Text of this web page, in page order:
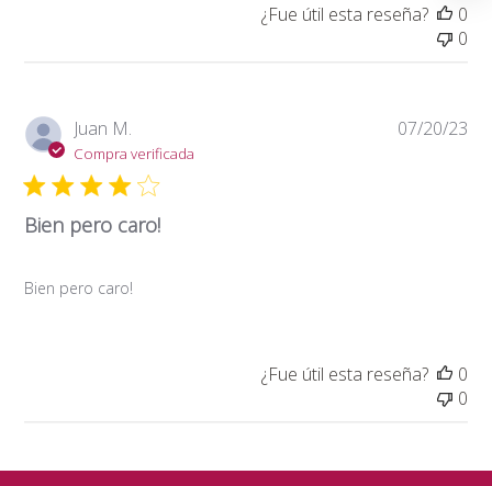
¿Fue útil esta reseña?
0
0
Juan M.
Compra verificada
Bien pero caro!
Bien pero caro!
07/20/23
¿Fue útil esta reseña?
0
0